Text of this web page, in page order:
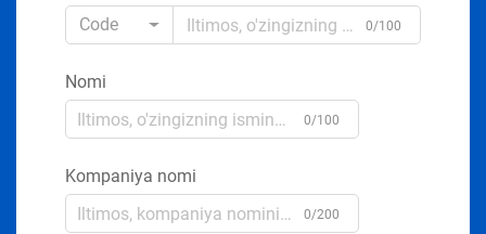
Code
0/100
Nomi
0/100
Kompaniya nomi
0/200